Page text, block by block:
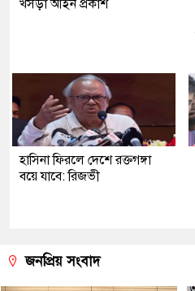
খসড়া আইন প্রকাশ
হাসিনা ফিরলে দেশে রক্তগঙ্গা
বয়ে যাবে: রিজভী
জনপ্রিয় সংবাদ